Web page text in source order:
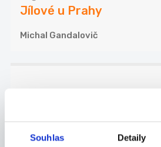
Souhlas Detaily
Jílové u Prahy
Michal Gandalovič
Strážný v
Přijmeme do týmu ostrahy
na...